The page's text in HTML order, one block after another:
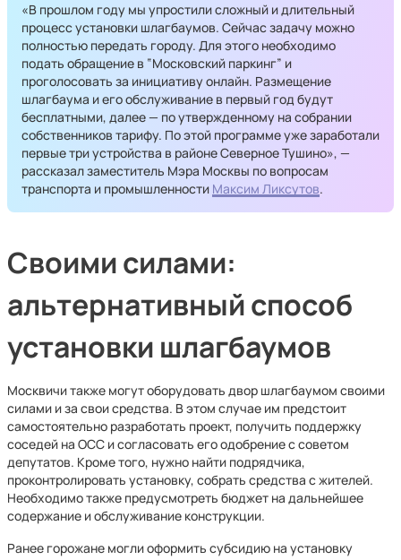
«В прошлом году мы упростили сложный и длительный
процесс установки шлагбаумов. Сейчас задачу можно
полностью передать городу. Для этого необходимо
подать обращение в ‟Московский паркинг” и
проголосовать за инициативу онлайн. Размещение
шлагбаума и его обслуживание в первый год будут
бесплатными, далее — по утвержденному на собрании
собственников тарифу. По этой программе уже заработали
первые три устройства в районе Северное Тушино», —
рассказал заместитель Мэра Москвы по вопросам
транспорта и промышленности Максим Ликсутов.
Своими силами:
альтернативный способ
установки шлагбаумов
Москвичи также могут оборудовать двор шлагбаумом своими
силами и за свои средства. В этом случае им предстоит
самостоятельно разработать проект, получить поддержку
соседей на ОСС и согласовать его одобрение с советом
депутатов. Кроме того, нужно найти подрядчика,
проконтролировать установку, собрать средства с жителей.
Необходимо также предусмотреть бюджет на дальнейшее
содержание и обслуживание конструкции.
Ранее горожане могли оформить субсидию на установку